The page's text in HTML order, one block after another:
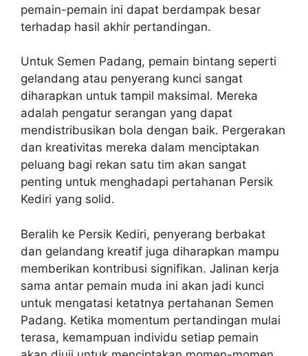
pemain-pemain ini dapat berdampak besar
terhadap hasil akhir pertandingan.
Untuk Semen Padang, pemain bintang seperti
gelandang atau penyerang kunci sangat
diharapkan untuk tampil maksimal. Mereka
adalah pengatur serangan yang dapat
mendistribusikan bola dengan baik. Pergerakan
dan kreativitas mereka dalam menciptakan
peluang bagi rekan satu tim akan sangat
penting untuk menghadapi pertahanan Persik
Kediri yang solid.
Beralih ke Persik Kediri, penyerang berbakat
dan gelandang kreatif juga diharapkan mampu
memberikan kontribusi signifikan. Jalinan kerja
sama antar pemain muda ini akan jadi kunci
untuk mengatasi ketatnya pertahanan Semen
Padang. Ketika momentum pertandingan mulai
terasa, kemampuan individu setiap pemain